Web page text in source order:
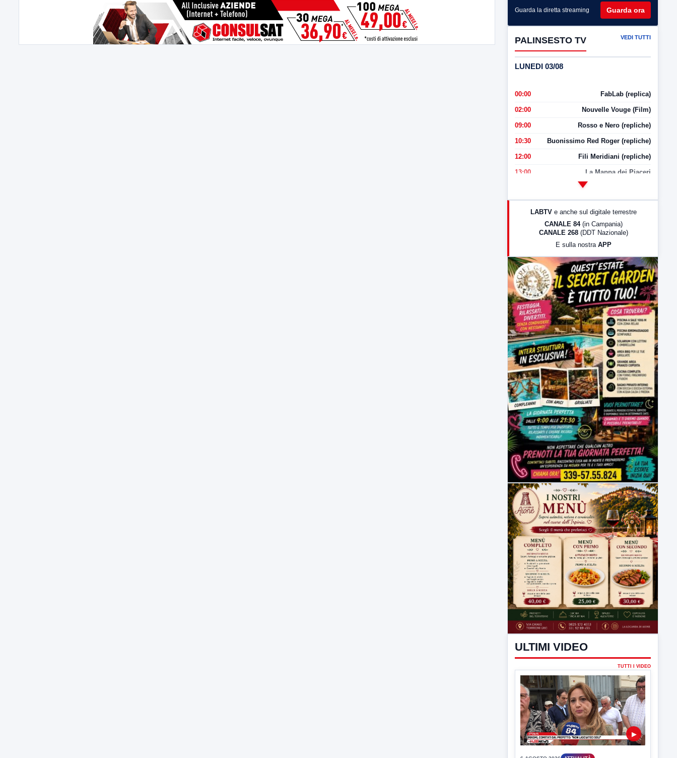
Guarda la diretta streaming Guarda ora
PALINSESTO TV VEDI TUTTI
LUNEDI 03/08
00:00 FabLab (replica)
02:00 Nouvelle Vouge (Film)
09:00 Rosso e Nero (repliche)
10:30 Buonissimo Red Roger (repliche)
12:00 Fili Meridiani (repliche)
13:00 La Mappa dei Piaceri
LabNews (Diretta)
23:00 LabNews (replica)
LABTV e anche sul digitale terrestre
CANALE 84 (in Campania)
CANALE 268 (DDT Nazionale)
E sulla nostra APP
ULTIMI VIDEO
TUTTI I VIDEO